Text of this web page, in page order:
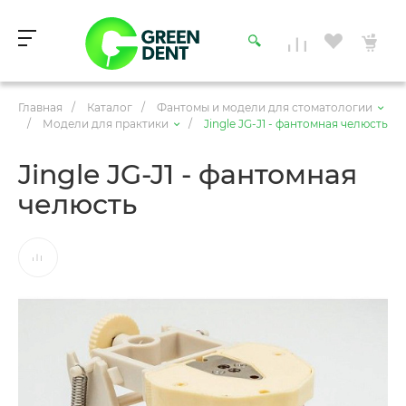
Главная / Каталог /
Фантомы и модели для стоматологии
/
Модели для практики / Jingle JG-J1 - фантомная челюсть
Jingle JG-J1 - фантомная
челюсть